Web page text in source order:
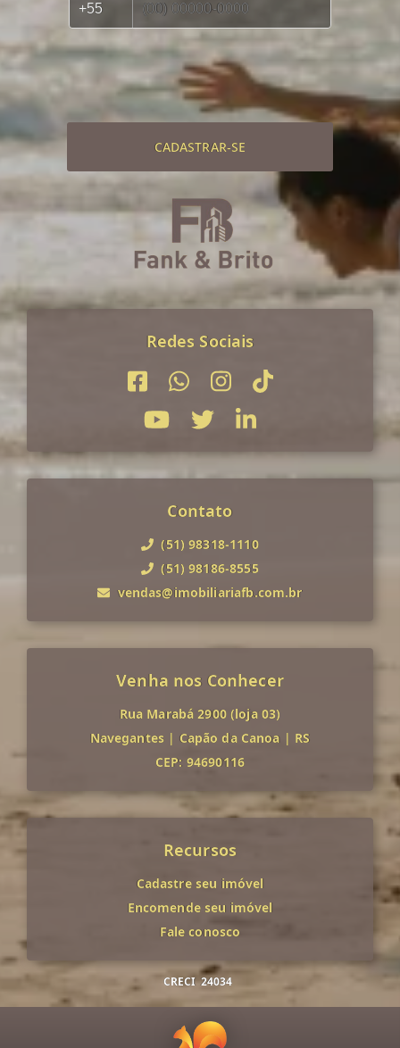
CADASTRAR-SE
Redes Sociais
Contato
(51) 98318-1110
(51) 98186-8555
vendas@imobiliariafb.com.br
Venha nos Conhecer
Rua Marabá 2900 (loja 03)
Navegantes | Capão da Canoa | RS
CEP: 94690116
Recursos
Cadastre seu imóvel
Encomende seu imóvel
Fale conosco
CRECI 24034